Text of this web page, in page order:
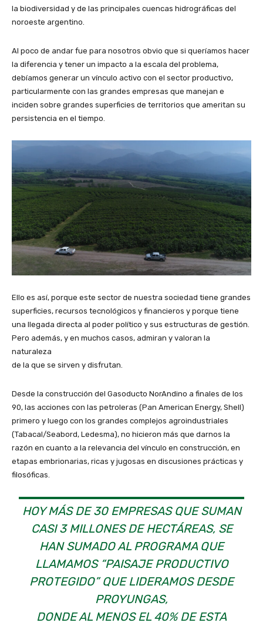
la biodiversidad y de las principales cuencas hidrográficas del
noroeste argentino.
Al poco de andar fue para nosotros obvio que si queríamos hacer
la diferencia y tener un impacto a la escala del problema,
debíamos generar un vínculo activo con el sector productivo,
particularmente con las grandes empresas que manejan e
inciden sobre grandes superficies de territorios que ameritan su
persistencia en el tiempo.
Ello es así, porque este sector de nuestra sociedad tiene grandes
superficies, recursos tecnológicos y financieros y porque tiene
una llegada directa al poder político y sus estructuras de gestión.
Pero además, y en muchos casos, admiran y valoran la
naturaleza
de la que se sirven y disfrutan.
Desde la construcción del Gasoducto NorAndino a finales de los
90, las acciones con las petroleras (Pan American Energy, Shell)
primero y luego con los grandes complejos agroindustriales
(Tabacal/Seabord, Ledesma), no hicieron más que darnos la
razón en cuanto a la relevancia del vínculo en construcción, en
etapas embrionarias, ricas y jugosas en discusiones prácticas y
filosóficas.
HOY MÁS DE 30 EMPRESAS QUE SUMAN
CASI 3 MILLONES DE HECTÁREAS, SE
HAN SUMADO AL PROGRAMA QUE
LLAMAMOS “PAISAJE PRODUCTIVO
PROTEGIDO” QUE LIDERAMOS DESDE
PROYUNGAS,
DONDE AL MENOS EL 40% DE ESTA